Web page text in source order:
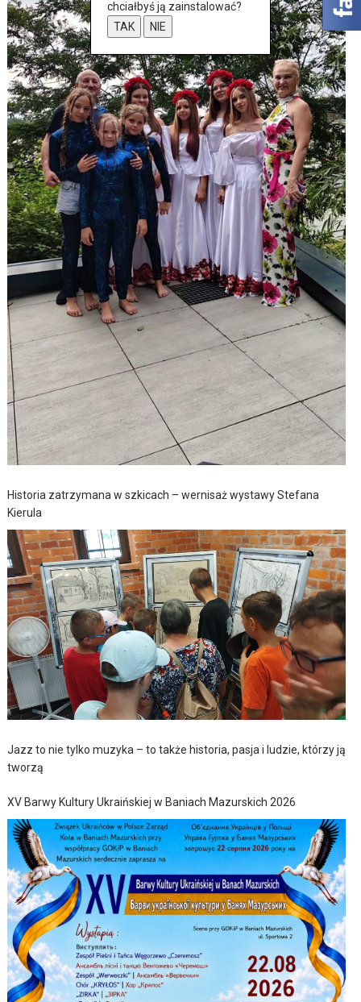
Historia zatrzymana w szkicach – wernisaż wystawy Stefana
Kierula
Jazz to nie tylko muzyka – to także historia, pasja i ludzie, którzy ją
tworzą
XV Barwy Kultury Ukraińskiej w Baniach Mazurskich 2026
chciałbyś ją zainstalować?
TAK
NIE